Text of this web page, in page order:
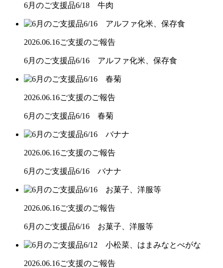
6月のご支援品6/18 牛肉
2026.06.16ご支援のご報告
6月のご支援品6/16 アルファ化米、保存食
2026.06.16ご支援のご報告
6月のご支援品6/16 春菊
2026.06.16ご支援のご報告
6月のご支援品6/16 バナナ
2026.06.16ご支援のご報告
6月のご支援品6/16 お菓子、洋服等
2026.06.16ご支援のご報告